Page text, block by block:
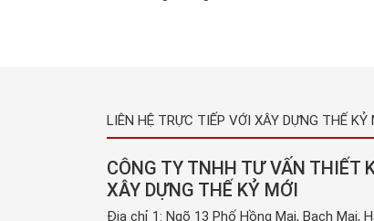
LIÊN HỆ TRỰC TIẾP VỚI XÂY DỰNG THẾ KỶ
CÔNG TY TNHH TƯ VẤN THIẾT
XÂY DỰNG THẾ KỶ MỚI
Địa chỉ 1: Ngõ 13 Phố Hồng Mai, Bạch Mai,